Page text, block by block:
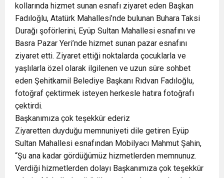
kollarında hizmet sunan esnafı ziyaret eden Başkan
Fadıloğlu, Atatürk Mahallesi’nde bulunan Buhara Taksi
Durağı şoförlerini, Eyüp Sultan Mahallesi esnafını ve
Basra Pazar Yeri’nde hizmet sunan pazar esnafını
ziyaret etti. Ziyaret ettiği noktalarda çocuklarla ve
yaşlılarla özel olarak ilgilenen ve uzun süre sohbet
eden Şehitkamil Belediye Başkanı Rıdvan Fadıloğlu,
fotoğraf çektirmek isteyen herkesle hatıra fotoğrafı
çektirdi.
Başkanımıza çok teşekkür ederiz
Ziyaretten duyduğu memnuniyeti dile getiren Eyüp
Sultan Mahallesi esnafından Mobilyacı Mahmut Şahin,
“Şu ana kadar gördüğümüz hizmetlerden memnunuz.
Verdiği hizmetlerden dolayı Başkanımıza çok teşekkür